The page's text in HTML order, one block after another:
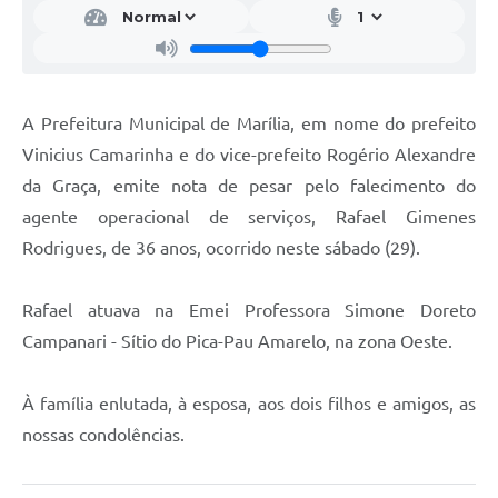
A Prefeitura Municipal de Marília, em nome do prefeito
Vinicius Camarinha e do vice-prefeito Rogério Alexandre
da Graça, emite nota de pesar pelo falecimento do
agente operacional de serviços, Rafael Gimenes
Rodrigues, de 36 anos, ocorrido neste sábado (29).
Rafael atuava na Emei Professora Simone Doreto
Campanari - Sítio do Pica-Pau Amarelo, na zona Oeste.
À família enlutada, à esposa, aos dois filhos e amigos, as
nossas condolências.